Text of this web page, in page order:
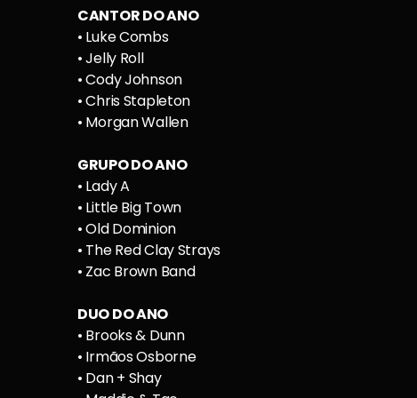
CANTOR DO ANO
• Luke Combs
• Jelly Roll
• Cody Johnson
• Chris Stapleton
• Morgan Wallen
GRUPO DO ANO
• Lady A
• Little Big Town
• Old Dominion
• The Red Clay Strays
• Zac Brown Band
DUO DO ANO
• Brooks & Dunn
• Irmãos Osborne
• Dan + Shay